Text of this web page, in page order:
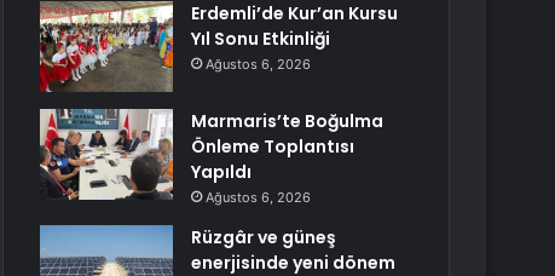
Erdemli’de Kur’an Kursu
Yıl Sonu Etkinliği
Ağustos 6, 2026
Marmaris’te Boğulma
Önleme Toplantısı
Yapıldı
Ağustos 6, 2026
Rüzgâr ve güneş
enerjisinde yeni dönem